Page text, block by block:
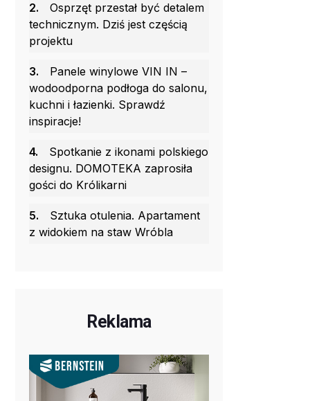
2.
Osprzęt przestał być detalem
technicznym. Dziś jest częścią
projektu
3.
Panele winylowe VIN IN –
wodoodporna podłoga do salonu,
kuchni i łazienki. Sprawdź
inspiracje!
4.
Spotkanie z ikonami polskiego
designu. DOMOTEKA zaprosiła
gości do Królikarni
5.
Sztuka otulenia. Apartament
z widokiem na staw Wróbla
Reklama